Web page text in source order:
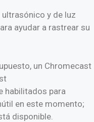
y de luz
ayudar a rastrear su
un Chromecast
habilitados para
en este momento;
disponible.